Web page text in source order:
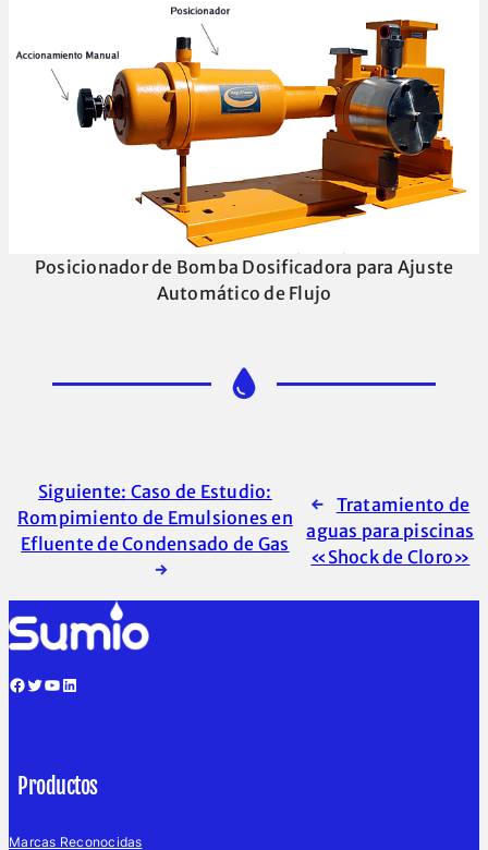
Posicionador de Bomba Dosificadora para Ajuste
Automático de Flujo
Siguiente: Caso de Estudio:
Rompimiento de Emulsiones en
Efluente de Condensado de Gas
→
← Tratamiento de
aguas para piscinas
«Shock de Cloro»
Facebook Twitter YouTube LinkedIn
Productos
Marcas Reconocidas